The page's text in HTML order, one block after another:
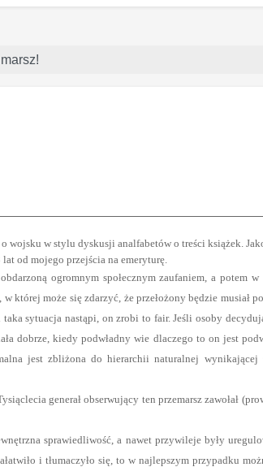
wojsku w stylu dyskusji analfabetów o treści książek.
od mojego przejścia na emeryturę.
ogromnym społecznym zaufaniem, a potem
może się zdarzyć, że przełożony będzie musiał
sytuacja nastąpi, on zrobi to fair. Jeśli osoby
dobrze, kiedy podwładny wie dlaczego to on jest
jest zbliżona do hierarchii naturalnej wynikającej
generał obserwujący ten przemarsz zawołał
sprawiedliwość, a nawet przywileje były
i tłumaczyło się, to w najlepszym przypadku